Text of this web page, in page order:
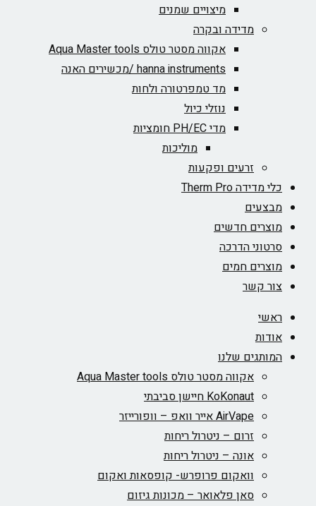
מיצויים שמנים
מדידה ובקרה
אקווה מסטר טולס Aqua Master tools
hanna instruments /מכשירים האנה
מד טמפרטורה ולחות
נוזלי כיול
מדי PH/EC חומציות
מוליכות
זרעים ופקעות
כלי מדידה Therm Pro
מבצעים
מוצרים חדשים
סרטוני הדרכה
מוצרים חמים
צור קשר
ראשי
אודות
המותגים שלנו
אקווה מסטר טולס Aqua Master tools
KoKonaut חיישן סביבתי
AirVape אייר וואפ – וופורייזר
זרום – ניטרול ריחות
אונה – ניטרול ריחות
וואקום פרופרש- קופסאות ואקום
סאן פלאואר – מכונות גיזום